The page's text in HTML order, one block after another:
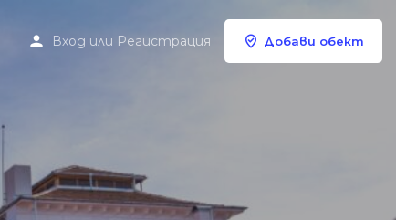
Вход или Регистрация Добави обект